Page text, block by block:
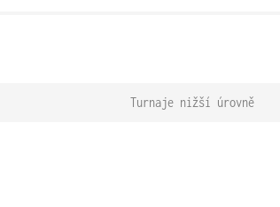
Turnaje nižší úrovně